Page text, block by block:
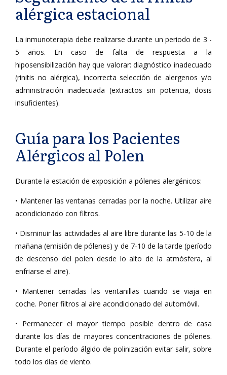
alérgica estacional
La inmunoterapia debe realizarse durante un periodo de 3 -
5 años. En caso de falta de respuesta a la
hiposensibilización hay que valorar: diagnóstico inadecuado
(rinitis no alérgica), incorrecta selección de alergenos y/o
administración inadecuada (extractos sin potencia, dosis
insuficientes).
Guía para los Pacientes
Alérgicos al Polen
Durante la estación de exposición a pólenes alergénicos:
• Mantener las ventanas cerradas por la noche. Utilizar aire
acondicionado con filtros.
• Disminuir las actividades al aire libre durante las 5-10 de la
mañana (emisión de pólenes) y de 7-10 de la tarde (período
de descenso del polen desde lo alto de la atmósfera, al
enfriarse el aire).
• Mantener cerradas las ventanillas cuando se viaja en
coche. Poner filtros al aire acondicionado del automóvil.
• Permanecer el mayor tiempo posible dentro de casa
durante los días de mayores concentraciones de pólenes.
Durante el período álgido de polinización evitar salir, sobre
todo los días de viento.